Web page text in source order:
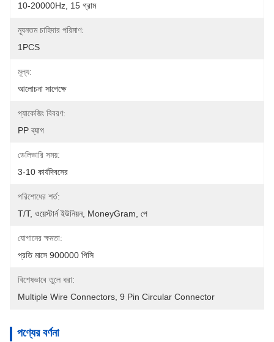
10-20000Hz, 15 গ্রাম
ন্যূনতম চাহিদার পরিমাণ:
1PCS
মূল্য:
আলোচনা সাপেক্ষে
প্যাকেজিং বিবরণ:
PP ব্যাগ
ডেলিভারি সময়:
3-10 কার্যদিবসের
পরিশোধের শর্ত:
T/T, ওয়েস্টার্ন ইউনিয়ন, MoneyGram, পে
যোগানের ক্ষমতা:
প্রতি মাসে 900000 পিসি
বিশেষভাবে তুলে ধরা:
Multiple Wire Connectors 9 Pin Circular Connector
পণ্যের বর্ণনা